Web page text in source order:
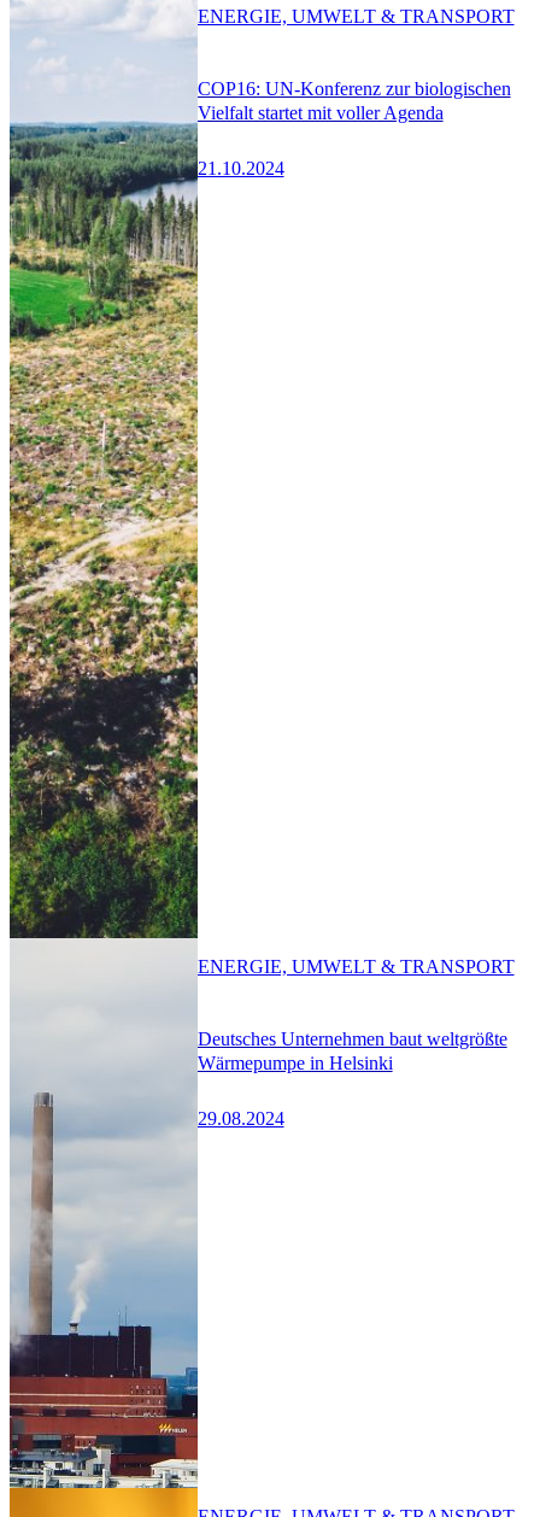
COP16: UN-Konferenz zur biologischen
Vielfalt startet mit voller Agenda
21.10.2024
ENERGIE, UMWELT & TRANSPORT
Deutsches Unternehmen baut weltgrößte
Wärmepumpe in Helsinki
29.08.2024
ENERGIE, UMWELT & TRANSPORT